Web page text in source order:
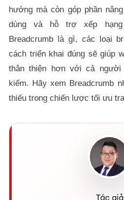
hướng mà còn góp phần
dùng và hỗ trợ xếp
Breadcrumb là gì, các loại
cách triển khai đúng sẽ giúp
thân thiện hơn với cả
kiếm. Hãy xem Breadcrumb
thiếu trong chiến lược tối ưu
Tác giả